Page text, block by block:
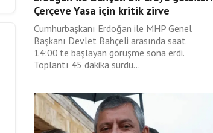
Çerçeve Yasa için kritik zirve
Cumhurbaşkanı Erdoğan ile MHP Genel
Başkanı Devlet Bahçeli arasında saat
14:00'te başlayan görüşme sona erdi.
Toplantı 45 dakika sürdü...